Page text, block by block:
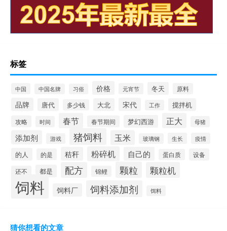
标签
中国 中国名牌 习俗 价格 元宵节 冬天 原料
品牌 唐代 多少钱 大北 宋代 工作 搅拌机
攻略 时间 春节 春节期间 梦幻西游 正大 母猪
添加剂 游戏 猪饲料 玉米 玻璃钢 生长 疫情
的人 的是 秸秆 粉碎机 自己的 蛋白质 设备
还不 都是 配方 锦鲤 颗粒 颗粒机
饲料 饲料厂 饲料添加剂 饵料
猜你想看的文章